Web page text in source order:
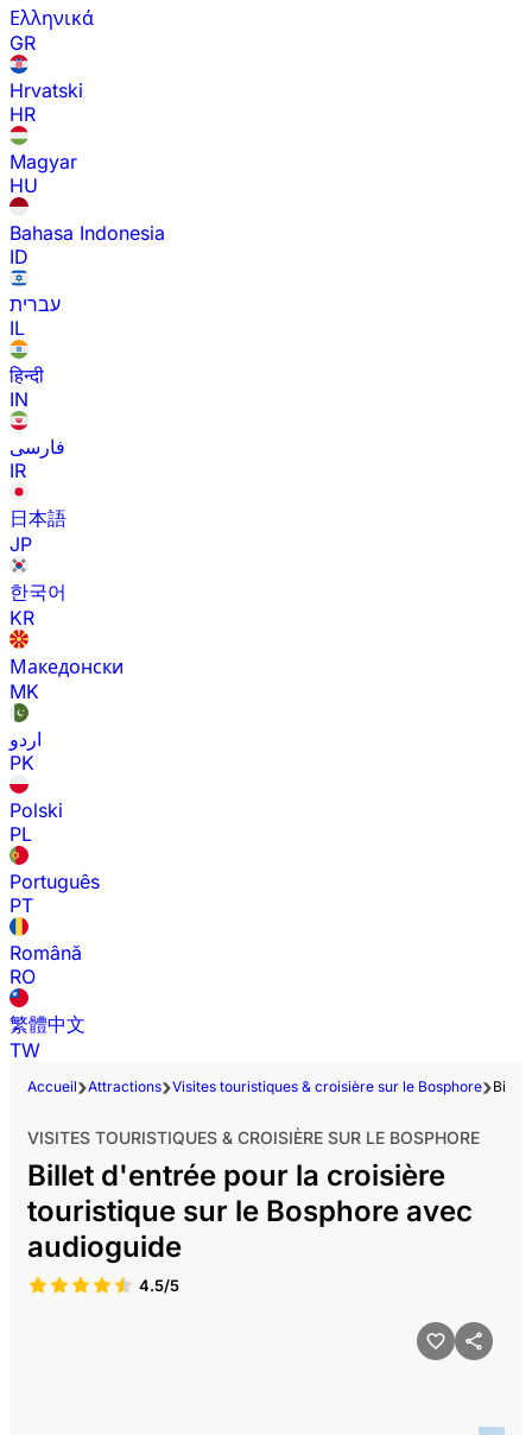
Ελληνικά
GR
Hrvatski
HR
Magyar
HU
Bahasa Indonesia
ID
עברית
IL
हिन्दी
IN
فارسی
IR
日本語
JP
한국어
KR
Македонски
MK
اردو
PK
Polski
PL
Português
PT
Română
RO
繁體中文
TW
Accueil Attractions Visites touristiques & croisière sur le Bosphore Billet
VISITES TOURISTIQUES & CROISIÈRE SUR LE BOSPHORE
Billet d'entrée pour la croisière
touristique sur le Bosphore avec
audioguide
4.5/5